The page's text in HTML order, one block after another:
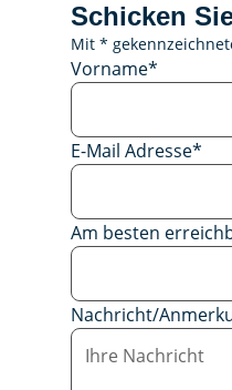
Schicken
Mit *
Vorname*
E-Mail Adresse*
Am besten
Nachricht/